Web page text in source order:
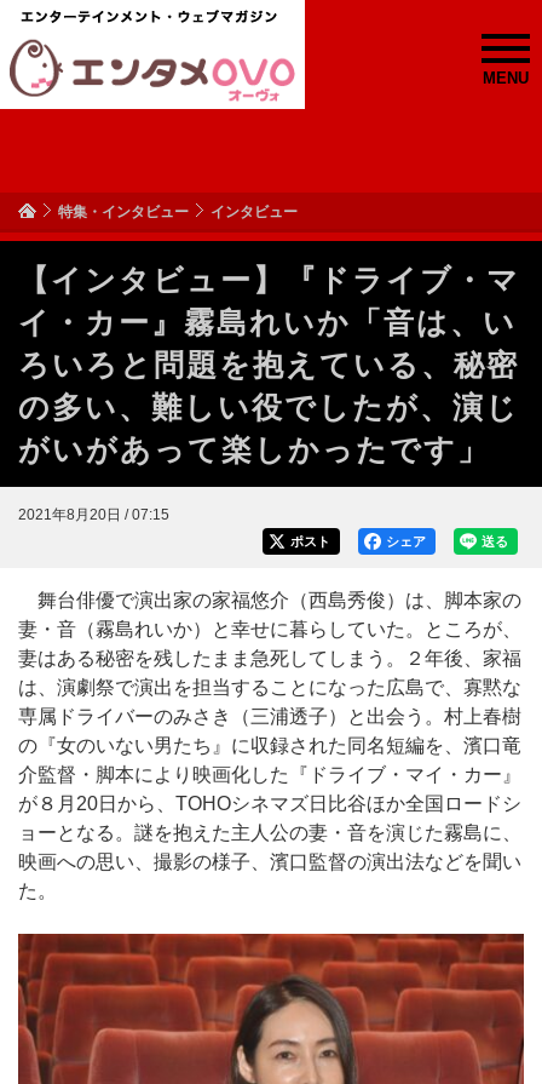
MENU
特集・インタビュー インタビュー
【インタビュー】『ドライブ・マ
イ・カー』霧島れいか「音は、い
ろいろと問題を抱えている、秘密
の多い、難しい役でしたが、演じ
がいがあって楽しかったです」
2021年8月20日 / 07:15
送る
シェア
ポスト
舞台俳優で演出家の家福悠介（西島秀俊）は、脚本家の
妻・音（霧島れいか）と幸せに暮らしていた。ところが、
妻はある秘密を残したまま急死してしまう。２年後、家福
は、演劇祭で演出を担当することになった広島で、寡黙な
専属ドライバーのみさき（三浦透子）と出会う。村上春樹
の『女のいない男たち』に収録された同名短編を、濱口竜
介監督・脚本により映画化した『ドライブ・マイ・カー』
が８月20日から、TOHOシネマズ日比谷ほか全国ロードシ
ョーとなる。謎を抱えた主人公の妻・音を演じた霧島に、
映画への思い、撮影の様子、濱口監督の演出法などを聞い
た。